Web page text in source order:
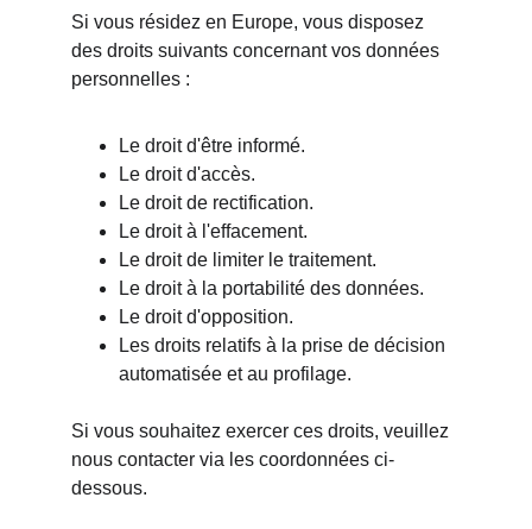
Si vous résidez en Europe, vous disposez
des droits suivants concernant vos données
personnelles :
Le droit d'être informé.
Le droit d'accès.
Le droit de rectification.
Le droit à l'effacement.
Le droit de limiter le traitement.
Le droit à la portabilité des données.
Le droit d'opposition.
Les droits relatifs à la prise de décision
automatisée et au profilage.
Si vous souhaitez exercer ces droits, veuillez
nous contacter via les coordonnées ci-
dessous.